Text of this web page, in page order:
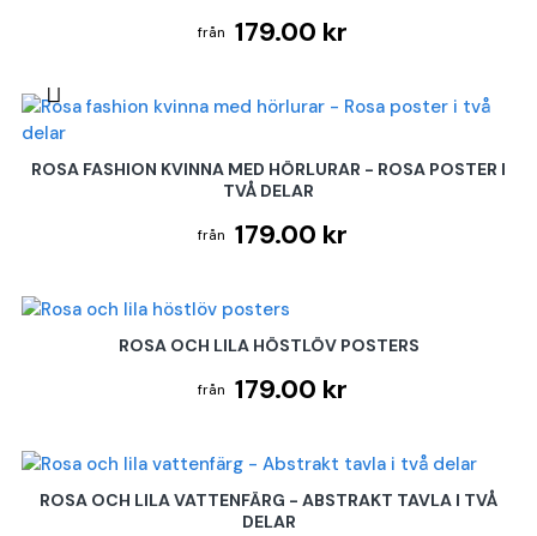
179.00 kr
ROSA FASHION KVINNA MED HÖRLURAR - ROSA POSTER I
TVÅ DELAR
179.00 kr
ROSA OCH LILA HÖSTLÖV POSTERS
179.00 kr
ROSA OCH LILA VATTENFÄRG - ABSTRAKT TAVLA I TVÅ
DELAR